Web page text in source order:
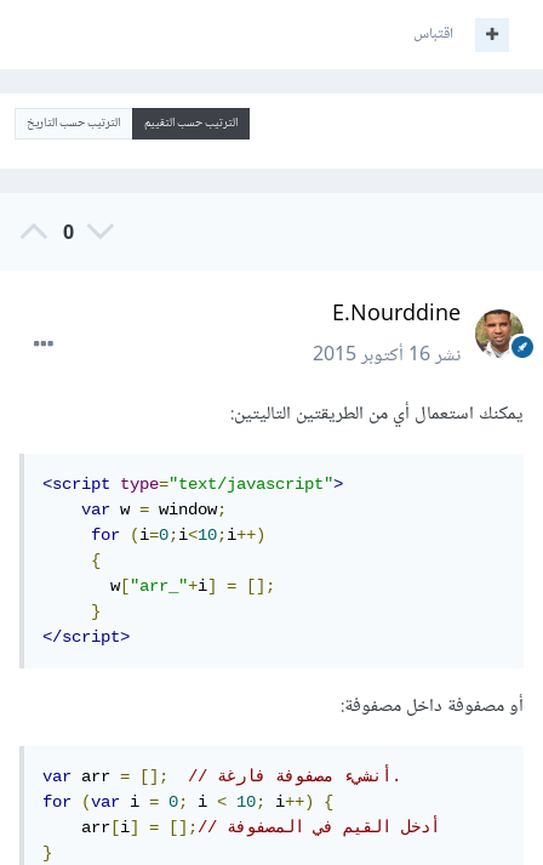
اقتباس
الترتيب حسب التقييم الترتيب حسب التاريخ
0
E.Nourddine
نشر16 أكتوبر 2015
يمكنك استعمال أي من الطريقتين التاليتين:
<script type="text/javascript">
var w = window;
for
(i=0;i<10;i++)
{
       w
["arr_"+i] =
[];
}
</script>
أو مصفوفة داخل مصفوفة:
var arr = [];
// أنشيء مصفوفة فارغة.
for
(var i = 0; i < 10; i++)
{
    arr
[i] = [];
// أدخل القيم في المصفوفة
}